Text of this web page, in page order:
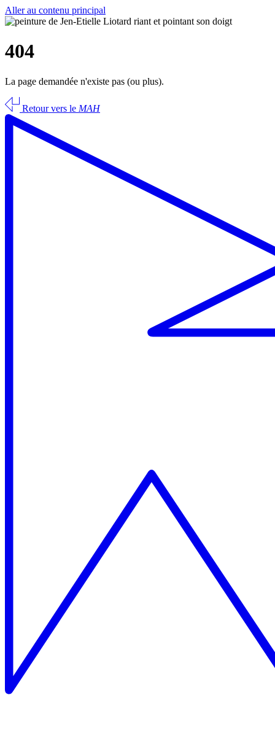
Aller au contenu principal
404
La page demandée n'existe pas (ou plus).
Retour vers le MAH